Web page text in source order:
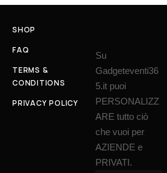
SHOP
FAQ
TERMS &
CONDITIONS
PRIVACY POLICY
Su
Gadgeteventi36
5.it puoi
PERSONALIZZ
ARE tutto ciò
che vuoi per
AZIENDE e
PRIVATI.